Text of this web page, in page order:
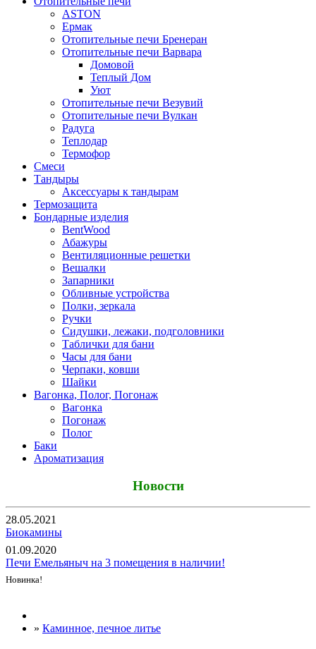
ASTON
Ермак
Отопительные печи Бренеран
Отопительные печи Варвара
Домовой
Теплый Дом
Уют
Отопительные печи Везувий
Отопительные печи Вулкан
Радуга
Теплодар
Термофор
Смеси
Тандыры
Аксессуары к тандырам
Термозащита
Бондарные изделия
BentWood
Абажуры
Вентиляционные решетки
Вешалки
Запарники
Обливные устройства
Полки, зеркала
Ручки
Сидушки, лежаки, подголовники
Таблички для бани
Часы для бани
Черпаки, ковши
Шайки
Вагонка, Полог, Погонаж
Вагонка
Погонаж
Полог
Баки
Ароматизация
Новости
28.05.2021
Биокамины
01.09.2020
Печи Емельяныч на 3 помещения в наличии!
Новинка!
» Каминное, печное литье